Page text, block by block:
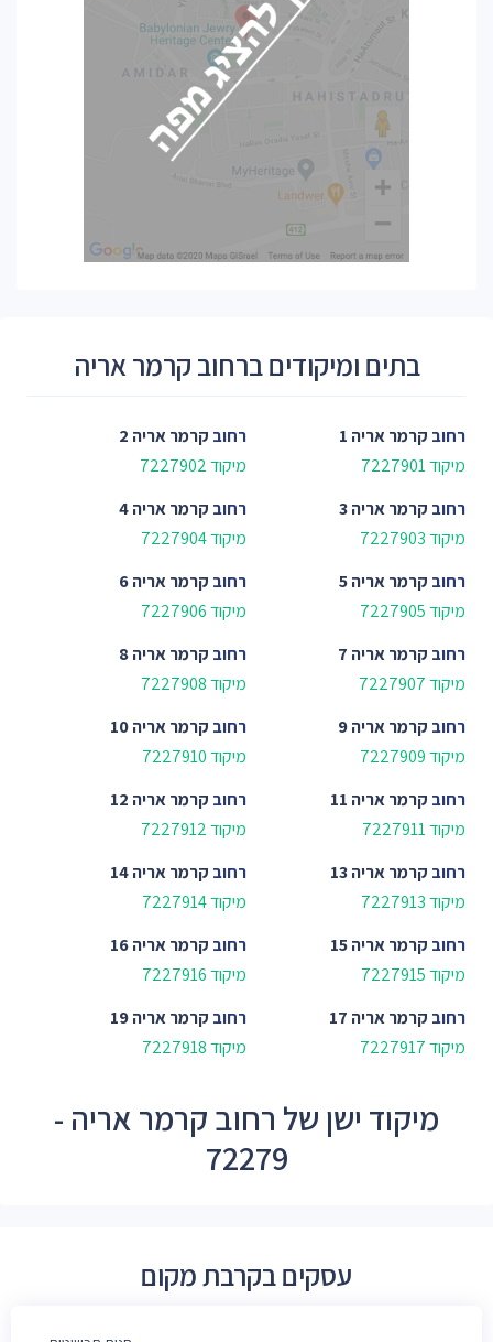
בתים ומיקודים ברחוב קרמר אריה
רחוב קרמר אריה 1
מיקוד 7227901
רחוב קרמר אריה 2
מיקוד 7227902
רחוב קרמר אריה 3
מיקוד 7227903
רחוב קרמר אריה 4
מיקוד 7227904
רחוב קרמר אריה 5
מיקוד 7227905
רחוב קרמר אריה 6
מיקוד 7227906
רחוב קרמר אריה 7
מיקוד 7227907
רחוב קרמר אריה 8
מיקוד 7227908
רחוב קרמר אריה 9
מיקוד 7227909
רחוב קרמר אריה 10
מיקוד 7227910
רחוב קרמר אריה 11
מיקוד 7227911
רחוב קרמר אריה 12
מיקוד 7227912
רחוב קרמר אריה 13
מיקוד 7227913
רחוב קרמר אריה 14
מיקוד 7227914
רחוב קרמר אריה 15
מיקוד 7227915
רחוב קרמר אריה 16
מיקוד 7227916
רחוב קרמר אריה 17
מיקוד 7227917
רחוב קרמר אריה 19
מיקוד 7227918
מיקוד ישן של רחוב קרמר אריה -
72279
עסקים בקרבת מקום